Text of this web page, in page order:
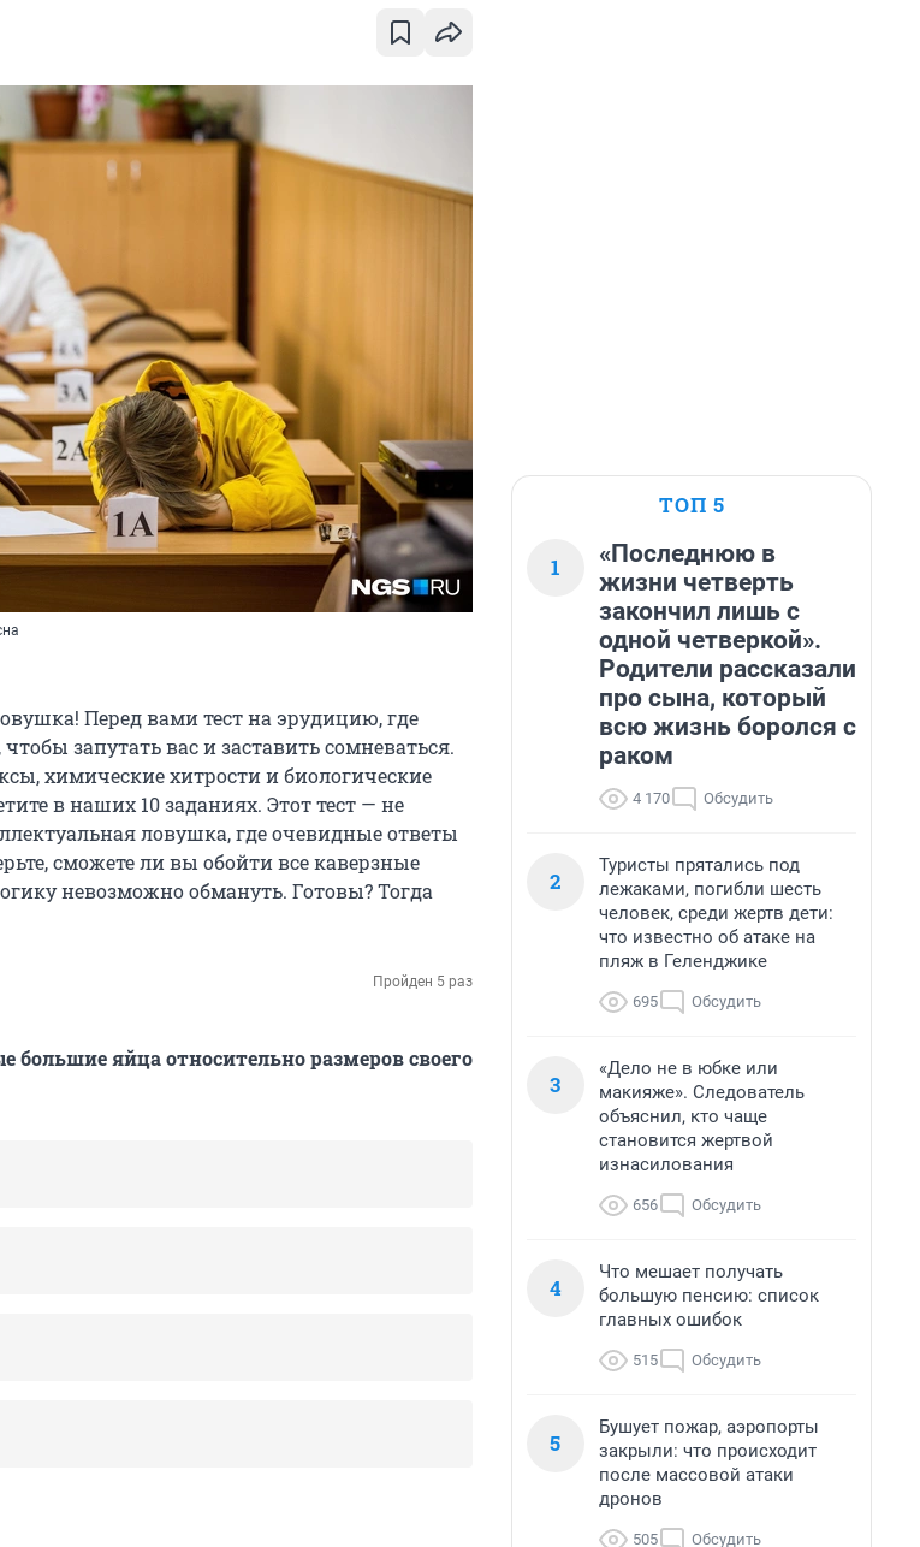
Перед вами тест на эрудицию, где
запутать вас и заставить сомневаться.
химические хитрости и биологические
в наших 10 заданиях. Этот тест — не
ловушка, где очевидные ответы
сможете ли вы обойти все каверзные
невозможно обмануть. Готовы? Тогда
Пройден 5 раз
большие яйца относительно размеров своего
ТОП 5
1
«Последнюю в
жизни четверть
закончил лишь с
одной четверкой».
Родители рассказали
про сына, который
всю жизнь боролся с
раком
4 170 Обсудить
2
Туристы прятались под
лежаками, погибли шесть
человек, среди жертв дети:
что известно об атаке на
пляж в Геленджике
695 Обсудить
3
«Дело не в юбке или
макияже». Следователь
объяснил, кто чаще
становится жертвой
изнасилования
656 Обсудить
4
Что мешает получать
большую пенсию: список
главных ошибок
515 Обсудить
5
Бушует пожар, аэропорты
закрыли: что происходит
после массовой атаки
дронов
505 Обсудить